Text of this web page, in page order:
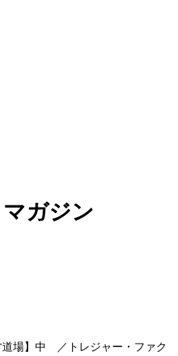
マガジン